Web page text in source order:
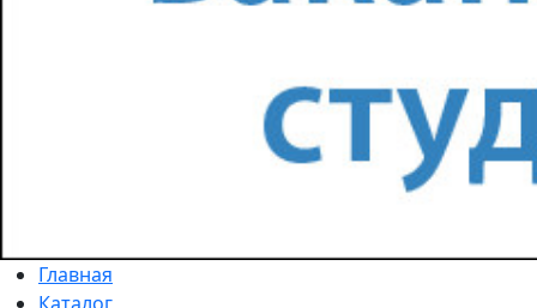
Главная